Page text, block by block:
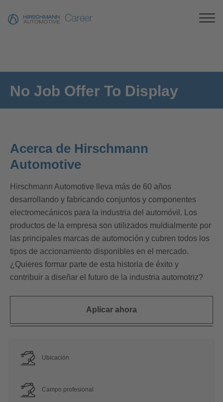
Career
No Job Offer To Display
Acerca de Hirschmann
Automotive
Hirschmann Automotive lleva más de 60 años
desarrollando y fabricando conjuntos y componentes
electromecánicos para la industria del automóvil. Los
productos de la empresa son utilizados muldialmente por
las principales marcas de automoción y cubren todos los
tipos de accionamiento disponibles en el mercado.
¿Quieres formar parte de esta historia de éxito y
contribuir a diseñar el futuro de la industria automotriz?
Aplicar ahora
Ubicación
Campo profesional